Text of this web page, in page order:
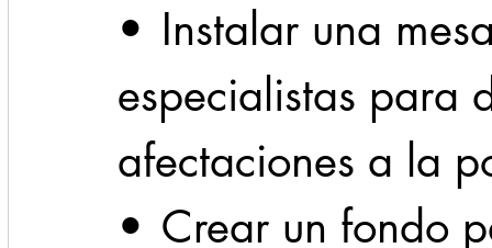
•	Instalar una mesa de salud con
especialistas para
afectaciones a la
•	Crear un fondo para dotar a los